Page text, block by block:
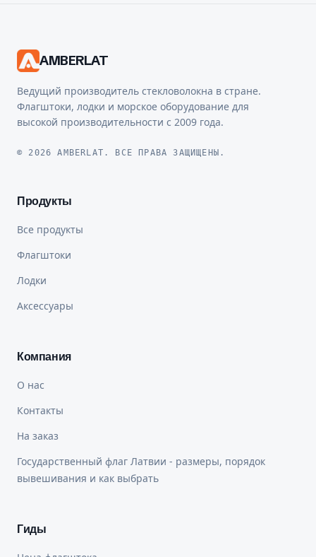
AMBERLAT
Ведущий производитель стекловолокна в стране.
Флагштоки, лодки и морское оборудование для
высокой производительности с 2009 года.
© 2026 AMBERLAT. ВСЕ ПРАВА ЗАЩИЩЕНЫ.
Продукты
Все продукты
Флагштоки
Лодки
Аксессуары
Компания
О нас
Контакты
На заказ
Государственный флаг Латвии - размеры, порядок
вывешивания и как выбрать
Гиды